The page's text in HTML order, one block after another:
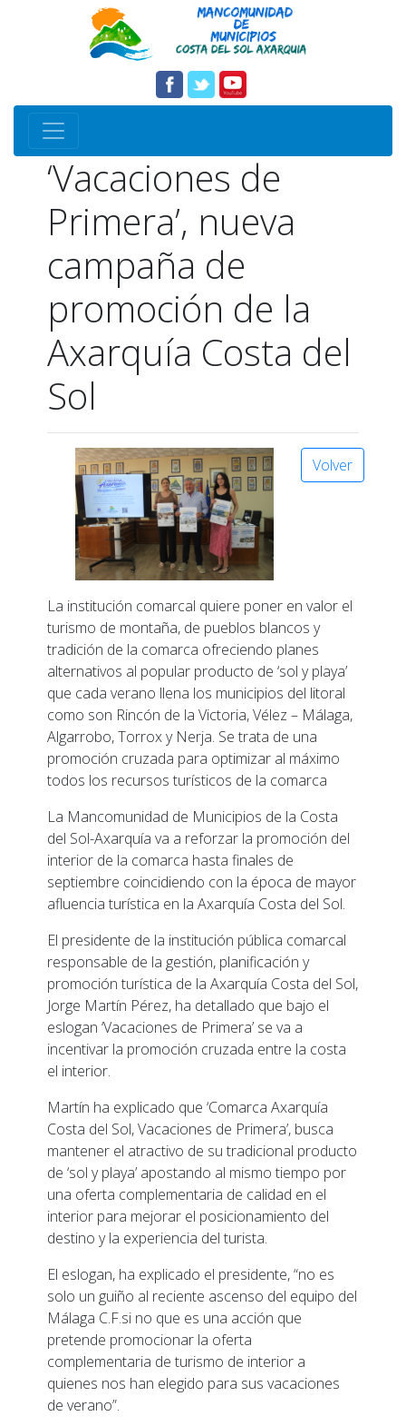
‘Vacaciones de
Primera’, nueva
campaña de
promoción de la
Axarquía Costa del
Sol
Volver
La institución comarcal quiere poner en valor el
turismo de montaña, de pueblos blancos y
tradición de la comarca ofreciendo planes
alternativos al popular producto de ‘sol y playa’
que cada verano llena los municipios del litoral
como son Rincón de la Victoria, Vélez – Málaga,
Algarrobo, Torrox y Nerja. Se trata de una
promoción cruzada para optimizar al máximo
todos los recursos turísticos de la comarca
La Mancomunidad de Municipios de la Costa
del Sol-Axarquía va a reforzar la promoción del
interior de la comarca hasta finales de
septiembre coincidiendo con la época de mayor
afluencia turística en la Axarquía Costa del Sol.
El presidente de la institución pública comarcal
responsable de la gestión, planificación y
promoción turística de la Axarquía Costa del Sol,
Jorge Martín Pérez, ha detallado que bajo el
eslogan ‘Vacaciones de Primera’ se va a
incentivar la promoción cruzada entre la costa
el interior.
Martín ha explicado que ‘Comarca Axarquía
Costa del Sol, Vacaciones de Primera’, busca
mantener el atractivo de su tradicional producto
de ‘sol y playa’ apostando al mismo tiempo por
una oferta complementaria de calidad en el
interior para mejorar el posicionamiento del
destino y la experiencia del turista.
El eslogan, ha explicado el presidente, “no es
solo un guiño al reciente ascenso del equipo del
Málaga C.F.si no que es una acción que
pretende promocionar la oferta
complementaria de turismo de interior a
quienes nos han elegido para sus vacaciones
de verano”.